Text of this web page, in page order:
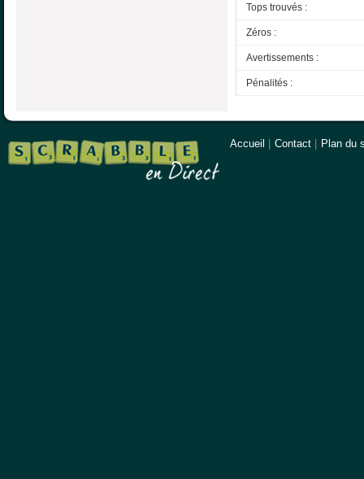
Tops trouvés :
Zéros :
Avertissements :
Pénalités :
Accueil Contact Plan du